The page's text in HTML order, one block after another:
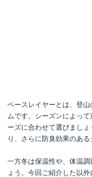
ベースレイヤーとは、登
ムです。シーズンによっ
ーズに合わせて選びまし
り、さらに防臭効果のある
一方冬は保温性や、体温
ょう。今回ご紹介した以